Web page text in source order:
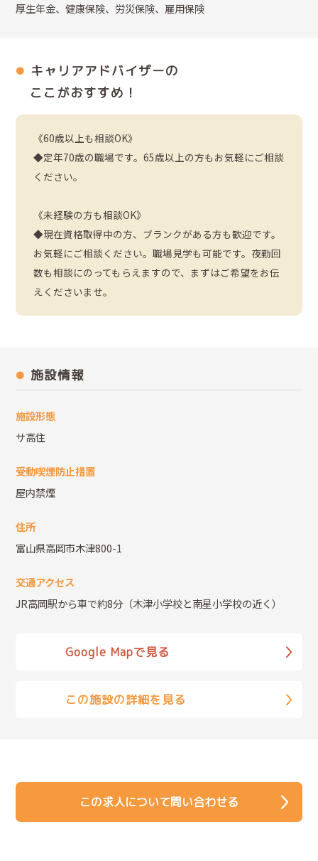
厚生年金、健康保険、労災保険、雇用保険
キャリアアドバイザーの
ここがおすすめ！
《60歳以上も相談OK》
◆定年70歳の職場です。65歳以上の方もお気軽にご相談
ください。
《未経験の方も相談OK》
◆現在資格取得中の方、ブランクがある方も歓迎です。
お気軽にご相談ください。職場見学も可能です。夜勤回
数も相談にのってもらえますので、まずはご希望をお伝
えくださいませ。
施設情報
施設形態
サ高住
受動喫煙防止措置
屋内禁煙
住所
富山県高岡市木津800-1
交通アクセス
JR高岡駅から車で約8分（木津小学校と南星小学校の近く）
Google Mapで見る
この施設の詳細を見る
この求人について問い合わせる